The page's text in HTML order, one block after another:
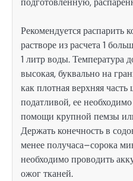
Рекомендуется распарить
растворе из расчета 1
1 литр воды. Температура
высокая, буквально на
как плотная верхняя
податливой, ее
помощи крупной пемзы
Держать конечность в
менее получаса–сорока
необходимо проводить
ожог тканей.